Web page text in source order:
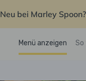
Neu bei Marley Spoon?
Menü anzeigen So